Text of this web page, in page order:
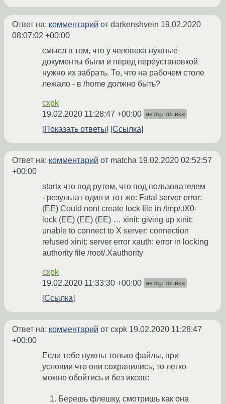
Ответ на: комментарий от darkenshvein 19.02.2020
08:07:02 +00:00
смысл в том, что у человека нужные
документы были и перед переустановкой
нужно их забрать. То, что на рабочем столе
лежало - в /home должно быть?
cxpk
19.02.2020 11:28:47 +00:00 автор топика
Показать ответы Ссылка
Ответ на: комментарий от matcha 19.02.2020 02:52:57
+00:00
startx что под рутом, что под пользователем
- результат один и тот же: Fatal server error:
(EE) Could nont create lock file in /tmp/.tX0-
lock (EE) (EE) (EE) … xinit: giving up xinit:
unable to connect to X server: connection
refused xinit: server error xauth: error in locking
authority file /root/.Xauthority
cxpk
19.02.2020 11:33:30 +00:00 автор топика
Ссылка
Ответ на: комментарий от cxpk 19.02.2020 11:28:47
+00:00
Если тебе нужны только файлы, при
условии что они сохранились, то легко
можно обойтись и без иксов:
Берешь флешку, смотришь как она